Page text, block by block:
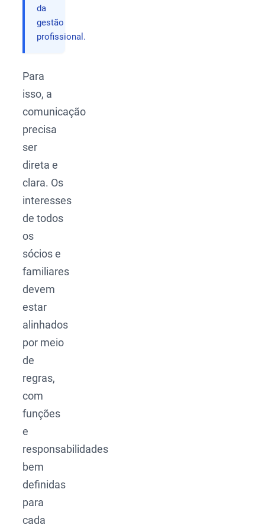
da
gestão
profissional.
Para
isso, a
comunicação
precisa
ser
direta e
clara. Os
interesses
de todos
os
sócios e
familiares
devem
estar
alinhados
por meio
de
regras,
com
funções
e
responsabilidades
bem
definidas
para
cada